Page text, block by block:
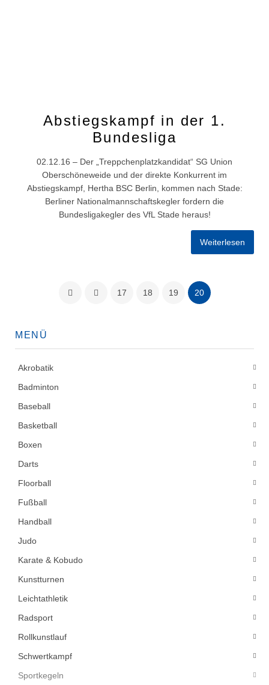
Abstiegskampf in der 1.
Bundesliga
02.12.16 – Der „Treppchenplatzkandidat“ SG Union
Oberschöneweide und der direkte Konkurrent im
Abstiegskampf, Hertha BSC Berlin, kommen nach Stade:
Berliner Nationalmannschaftskegler fordern die
Bundesligakegler des VfL Stade heraus!
Weiterlesen
17 18 19 20
MENÜ
Akrobatik
Badminton
Baseball
Basketball
Boxen
Darts
Floorball
Fußball
Handball
Judo
Karate & Kobudo
Kunstturnen
Leichtathletik
Radsport
Rollkunstlauf
Schwertkampf
Sportkegeln